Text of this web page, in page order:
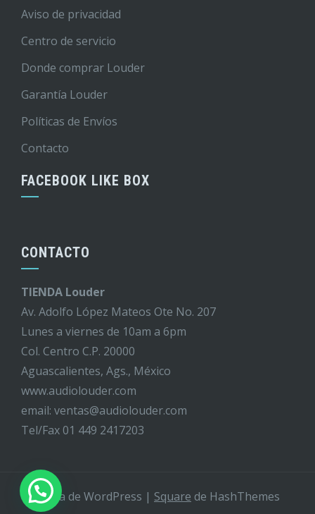
Aviso de privacidad
Centro de servicio
Donde comprar Louder
Garantía Louder
Políticas de Envíos
Contacto
FACEBOOK LIKE BOX
CONTACTO
TIENDA Louder
Av. Adolfo López Mateos Ote No. 207
Lunes a viernes de 10am a 6pm
Col. Centro C.P. 20000
Aguascalientes, Ags., México
www.audiolouder.com
email: ventas@audiolouder.com
Tel/Fax 01 449 2417203
Tema de WordPress | Square de HashThemes